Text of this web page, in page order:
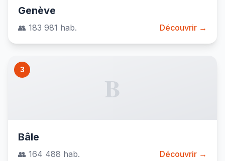
Genève
👥 183 981 hab. Découvrir →
3
B
Bâle
👥 164 488 hab. Découvrir →